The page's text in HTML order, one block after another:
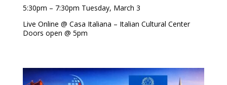
5:30pm – 7:30pm Tuesday, March 3
Live Online @ Casa Italiana – Italian Cultural Center
Doors open @ 5pm